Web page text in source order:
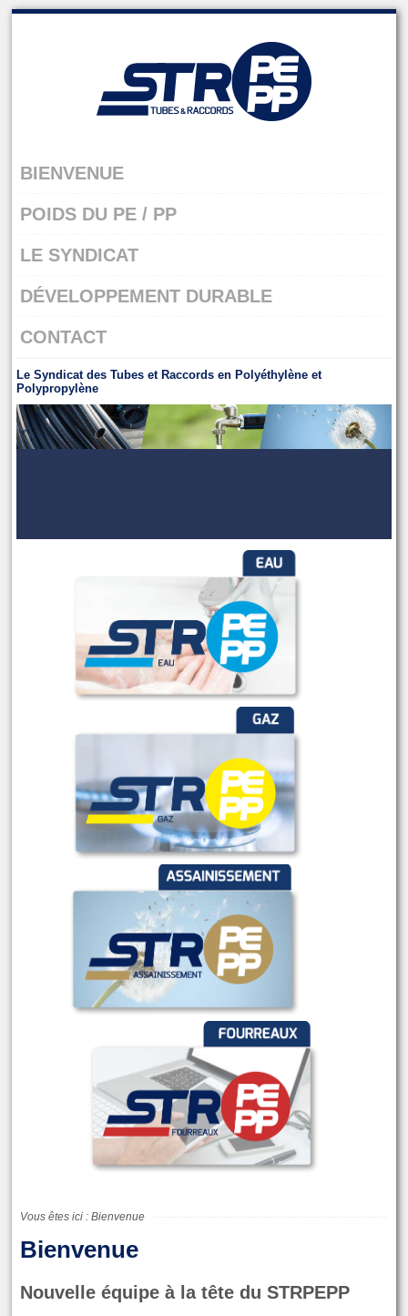
BIENVENUE
POIDS DU PE / PP
LE SYNDICAT
DÉVELOPPEMENT DURABLE
CONTACT
Le Syndicat des Tubes et Raccords en Polyéthylène et
Polypropylène
Vous êtes ici :Bienvenue
Bienvenue
Nouvelle équipe à la tête du STRPEPP